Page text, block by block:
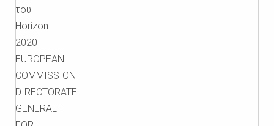
του
Horizon
2020
EUROPEAN
COMMISSION
DIRECTORATE-
GENERAL